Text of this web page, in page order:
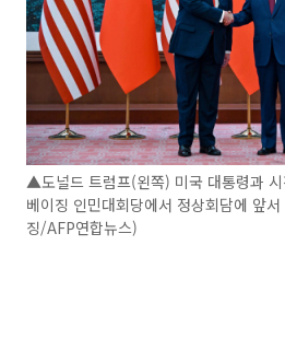
▲도널드 트럼프(왼쪽) 미국 대통령과
베이징 인민대회당에서 정상회담에 앞
징/AFP연합뉴스)